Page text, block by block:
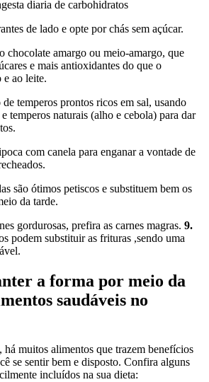
diaria de carbohidratos
de lado e opte por chás sem açúcar.
chocolate amargo ou meio-amargo, que
e mais antioxidantes do que o
e ao leite.
temperos prontos ricos em sal, usando
temperos naturais (alho e cebola) para dar
com canela para enganar a vontade de
são ótimos petiscos e substituem bem os
da tarde.
gordurosas, prefira as carnes magras. 9.
podem substituir as frituras ,sendo uma
a forma por meio da
saudáveis no
há muitos alimentos que trazem benefícios
se sentir bem e disposto. Confira alguns
incluídos na sua dieta: